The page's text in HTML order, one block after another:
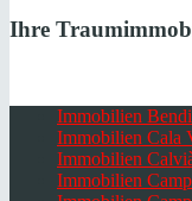
Ihre
Immobilien
Immobilien Cala
Immobilien
Immobilien